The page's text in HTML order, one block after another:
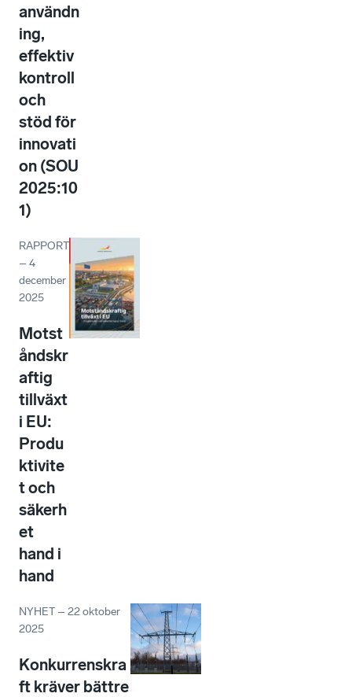
användn
ing,
effektiv
kontroll
och
stöd för
innovati
on (SOU
2025:10
1)
RAPPORT
–4
december
2025
Motst
åndskr
aftig
tillväxt
i EU:
Produ
ktivite
t och
säkerh
et
hand i
hand
NYHET –22 oktober
2025
Konkurrenskra
ft kräver bättre